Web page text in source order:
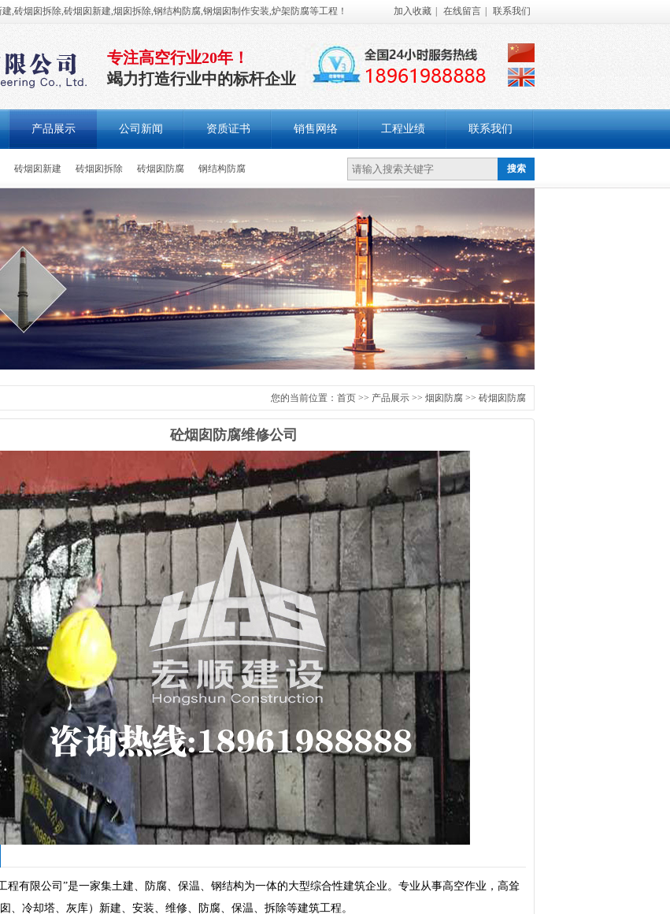
,砖烟囱拆除,砖烟囱新建,烟囱拆除,钢结构防腐,钢烟囱制作安装,炉架防腐等工程！ 加入收藏 在线留言 联系我们
专注高空行业20年！
竭力打造行业中的标杆企业
产品展示 公司新闻 资质证书 销售网络 工程业绩 联系我们
砖烟囱新建 砖烟囱拆除 砖烟囱防腐 钢结构防腐
您的当前位置： 首页 >> 产品展示 >> 烟囱防腐 >> 砖烟囱防腐
砼烟囱防腐维修公司
程有限公司”是一家集土建、防腐、保温、钢结构为一体的大型综合性建筑企业。专业从事高空作业，高耸
、冷却塔、灰库）新建、安装、维修、防腐、保温、拆除等建筑工程。